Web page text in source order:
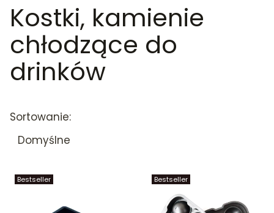
Koniec filtrów
Kostki, kamienie
chłodzące do
drinków
Lista produktów
Sortowanie:
Domyślne
Bestseller Bestseller